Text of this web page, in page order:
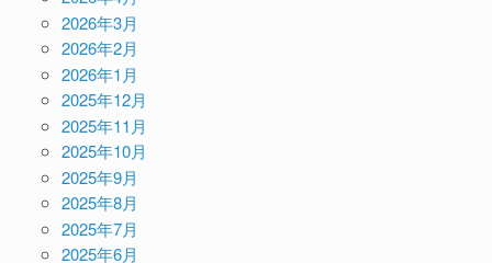
2026年3月
2026年2月
2026年1月
2025年12月
2025年11月
2025年10月
2025年9月
2025年8月
2025年7月
2025年6月